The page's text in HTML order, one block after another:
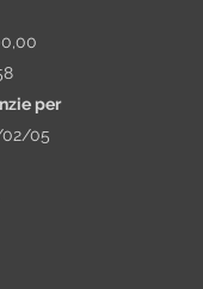
dello
venga in
dalla legge,
e cioè
l'origine
le opinioni
associazioni
per
02/05